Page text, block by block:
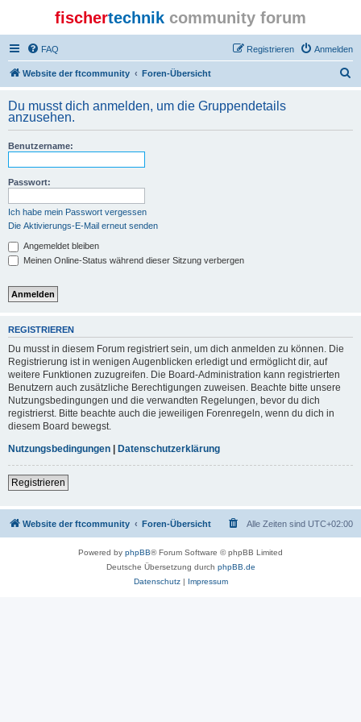
fischertechnik community forum
FAQ Anmelden
Registrieren
Website der ftcommunity Foren-Übersicht
h
Du musst dich anmelden, um die Gruppendetails
anzusehen.
Benutzername:
Passwort:
Ich habe mein Passwort vergessen
Die Aktivierungs-E-Mail erneut senden
Angemeldet bleiben
Meinen Online-Status während dieser Sitzung verbergen
REGISTRIEREN
Du musst in diesem Forum registriert sein, um dich anmelden zu können. Die
Registrierung ist in wenigen Augenblicken erledigt und ermöglicht dir, auf
weitere Funktionen zuzugreifen. Die Board-Administration kann registrierten
Benutzern auch zusätzliche Berechtigungen zuweisen. Beachte bitte unsere
Nutzungsbedingungen und die verwandten Regelungen, bevor du dich
registrierst. Bitte beachte auch die jeweiligen Forenregeln, wenn du dich in
diesem Board bewegst.
Nutzungsbedingungen | Datenschutzerklärung
Registrieren
Website der ftcommunity Foren-Übersicht Alle Zeiten sind UTC+02:00
Powered by phpBB® Forum Software © phpBB Limited
Deutsche Übersetzung durch phpBB.de
Datenschutz| Impressum